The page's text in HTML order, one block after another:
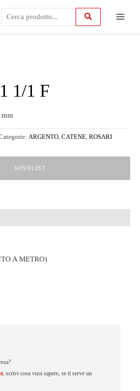
, scrivi cosa vuoi sapere, se ti serve un
1/1 F
ARGENTO, CATENE, ROSARI
WISHLIST
A METRO)